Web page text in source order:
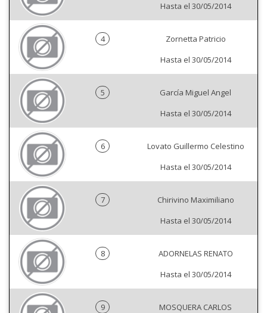
Hasta el 30/05/2014
4
Zornetta Patricio
Hasta el 30/05/2014
5
García Miguel Angel
Hasta el 30/05/2014
6
Lovato Guillermo Celestino
Hasta el 30/05/2014
7
Chirivino Maximiliano
Hasta el 30/05/2014
8
ADORNELAS RENATO
Hasta el 30/05/2014
9
MOSQUERA CARLOS